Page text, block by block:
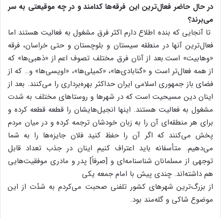
در حال حاضر فعال‌ترین این فرقه‌ها کدامند و در چه موقیعتی به سر
می‌برند؟
تا آنجایی که بنده اطلاع دارم اکثر فرق مشغول به فعالیت هستند اما
فعال‌ترین آنها در منطقه سیستان و بلوچستان و حتی خراسان، فرقه
«وهابیت» است.بعد از آنان فرق مختلف تصوف اعم از «ذهبی‌ها» که
از همه فعال‌تر است و «گنابادی‌ها»، «کمیلی‌ها»، «اویسی‌ها» و… که از
فضای باز جمهوری اسلامی ایران حداکثر بهره‌برداری را می‌کنند. بعد از
اینان دین مسیحیت است که در شهرها و روستاهای مختلف به شدت
مشغول به فعالیت هستند. اینها انجیل‌هایشان را قطعه قطعه کرده و
برای هر منطقه‌ای آن را به زبان خودشان ترجمه کرده و در میان مردم
پخش می‌کنند که اگر آن را حفظ کنید فلان جایزه‌ها را به شما
می‌دهیم. متأسفانه باید اعتراف کنیم اینان در جذب تعداد قابل
توجهی از مسلمانان شناسنامه‌ای و [صرفاً] پدر و مادری موفقیت‌هایی
هم داشته‌اند. چندی پیش با امام جمعه یکی
از بزرگ‌ترین شهرهای کشور تلفنی صحبت می‌کردم به شدّت از این
موضوع شاکی و گله‌مند بود.